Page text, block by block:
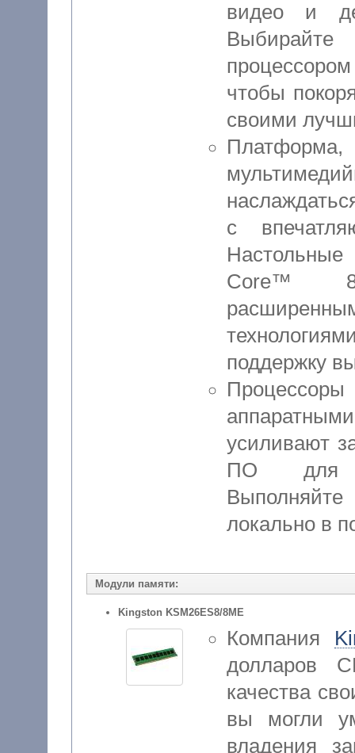
видео и
чтобы
своими
с
Core™ 8-
поддержку
усиливают
ПО для
локально в
Модули памяти:
Kingston KSM26ES8/8ME
Компания
долларов
качества
вы могли
владения